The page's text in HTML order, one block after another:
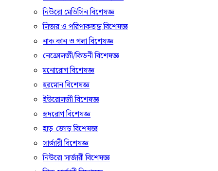
নিউরো মেডিসিন বিশেষজ্ঞ
লিভার ও পরিপাকতন্ত্র বিশেষজ্ঞ
নাক কান ও গলা বিশেষজ্ঞ
নেফ্রোলজী/কিডনী বিশেষজ্ঞ
মনোরোগ বিশেষজ্ঞ
হরমোন বিশেষজ্ঞ
ইউরোলজী বিশেষজ্ঞ
হৃদরোগ বিশেষজ্ঞ
হাড়-জোড় বিশেষজ্ঞ
সার্জারী বিশেষজ্ঞ
নিউরো সার্জারী বিশেষজ্ঞ